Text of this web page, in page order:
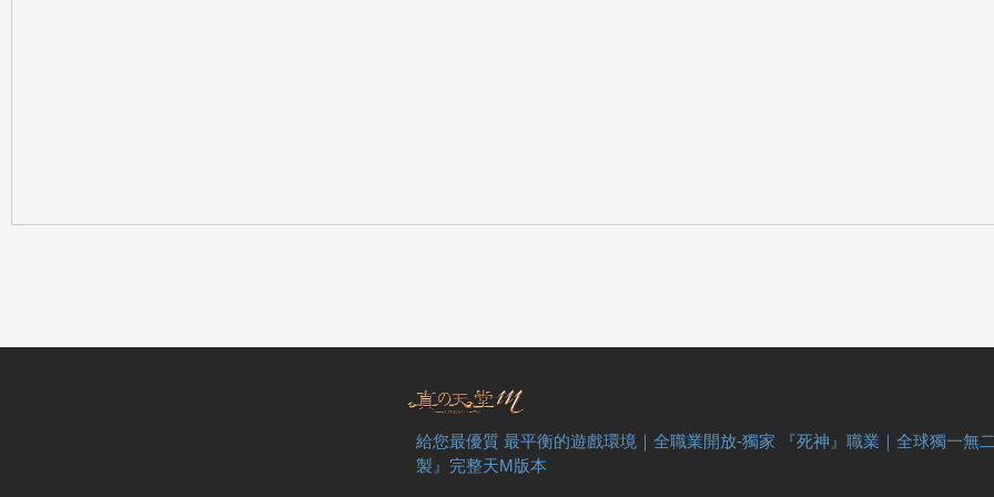
給您最優質 最平衡的遊戲環境｜全職業開放-獨家 『死神』職業｜全球獨一無
製』完整天M版本